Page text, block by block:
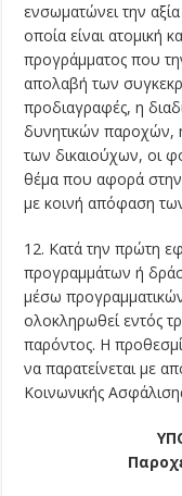
ενσωματώνει την
οποία είναι ατομική
προγράμματος που
απολαβή των
προδιαγραφές, η
δυνητικών παροχών, η
των δικαιούχων, οι
θέμα που αφορά στην
με κοινή απόφαση
12. Κατά την πρώτη
προγραμμάτων ή
μέσω
ολοκληρωθεί εντός
παρόντος. Η
να παρατείνεται με
Κοινωνικής